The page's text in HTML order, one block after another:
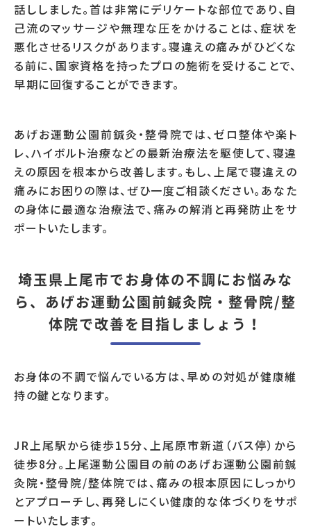
話ししました。首は非常にデリケートな部位であり、自
己流のマッサージや無理な圧をかけることは、症状を
悪化させるリスクがあります。寝違えの痛みがひどくな
る前に、国家資格を持ったプロの施術を受けることで、
早期に回復することができます。
あげお運動公園前鍼灸・整骨院では、ゼロ整体や楽ト
レ、ハイボルト治療などの最新治療法を駆使して、寝違
えの原因を根本から改善します。もし、上尾で寝違えの
痛みにお困りの際は、ぜひ一度ご相談ください。あなた
の身体に最適な治療法で、痛みの解消と再発防止をサ
ポートいたします。
埼玉県上尾市でお身体の不調にお悩みな
ら、あげお運動公園前鍼灸院・整骨院/整
体院で改善を目指しましょう！
お身体の不調で悩んでいる方は、早めの対処が健康維
持の鍵となります。
JR上尾駅から徒歩15分、上尾原市新道（バス停）から
徒歩8分。上尾運動公園目の前のあげお運動公園前鍼
灸院・整骨院/整体院では、痛みの根本原因にしっかり
とアプローチし、再発しにくい健康的な体づくりをサポ
ートいたします。